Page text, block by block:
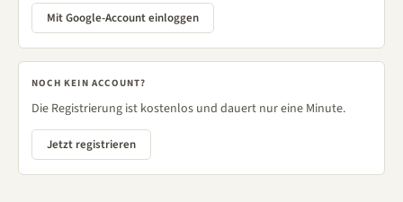
Mit Google-Account einloggen
NOCH KEIN ACCOUNT?
Die Registrierung ist kostenlos und dauert nur eine Minute.
Jetzt registrieren